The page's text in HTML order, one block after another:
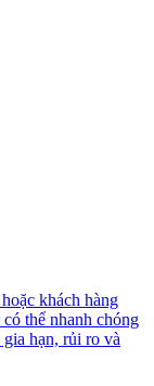
khách hàng
thể nhanh chóng
hạn, rủi ro và